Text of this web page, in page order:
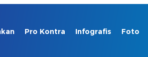
Pro Kontra Infografis Foto